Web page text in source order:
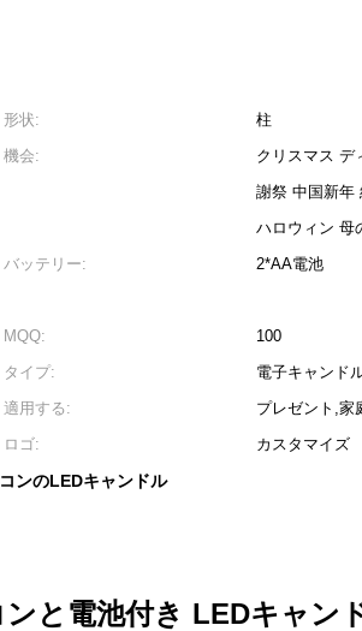
形状:
柱
機会:
クリスマス デ
謝祭 中国新年
ハロウィン 母
バッテリー: 2*AA電池
MQQ:
100
タイプ:
電子キャンド
適用する:
プレゼント,家
ロゴ:
カスタマイズ
ンのLEDキャンドル
と電池付き LEDキャン